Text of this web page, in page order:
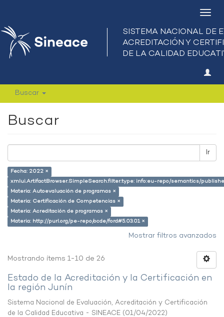
Buscar
Buscar
Ir
Fecha: 2022 ×
xmlui.ArtifactBrowser.SimpleSearch.filter.type: info:eu-repo/semantics/
Materia: Autoevaluación de programas ×
Materia: Certificación de Competencias ×
Materia: Acreditación de programas ×
Materia: http://purl.org/pe-repo/ocde/ford#5.03.01 ×
Mostrar filtros avanzados
Mostrando ítems 1-10 de 26
Estado de la Acreditación y la Certificación en
la región Junín
Sistema Nacional de Evaluación, Acreditación y Certificación
de la Calidad Educativa - SINEACE (01/04/2022)